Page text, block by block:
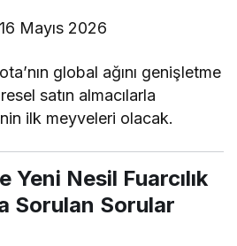
Mayıs 2026
global ağını genişletme
satın almacılarla
ilk meyveleri olacak.
Yeni Nesil Fuarcılık
Sorulan Sorular